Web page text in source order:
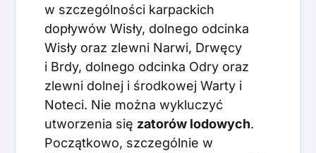
w szczególności karpackich
dopływów Wisły, dolnego odcinka
Wisły oraz zlewni Narwi, Drwęcy
i Brdy, dolnego odcinka Odry oraz
zlewni dolnej i środkowej Warty i
Noteci. Nie można wykluczyć
utworzenia się zatorów lodowych.
Początkowo, szczególnie w